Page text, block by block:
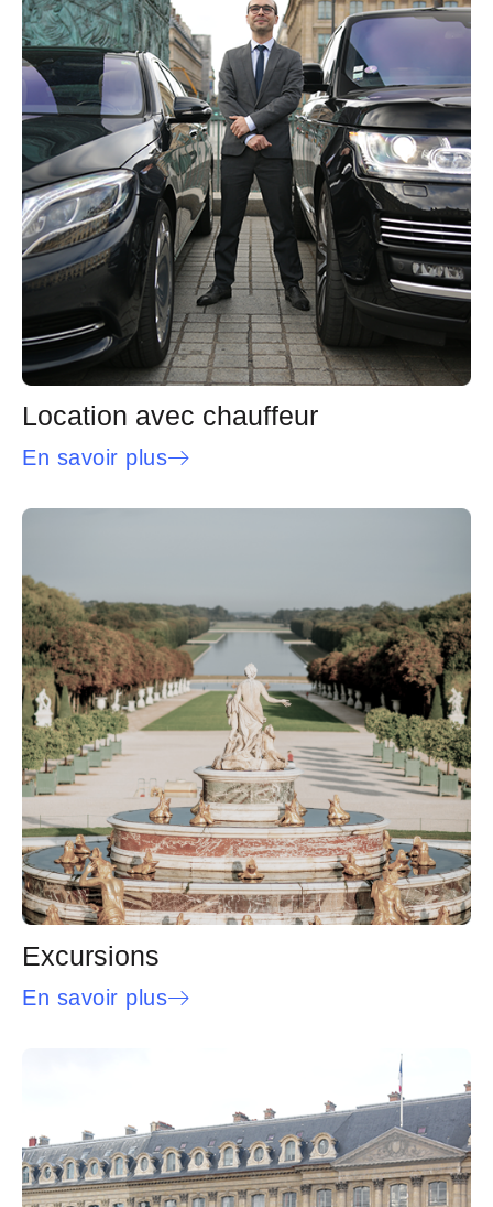
Location avec chauffeur
En savoir plus
Excursions
En savoir plus